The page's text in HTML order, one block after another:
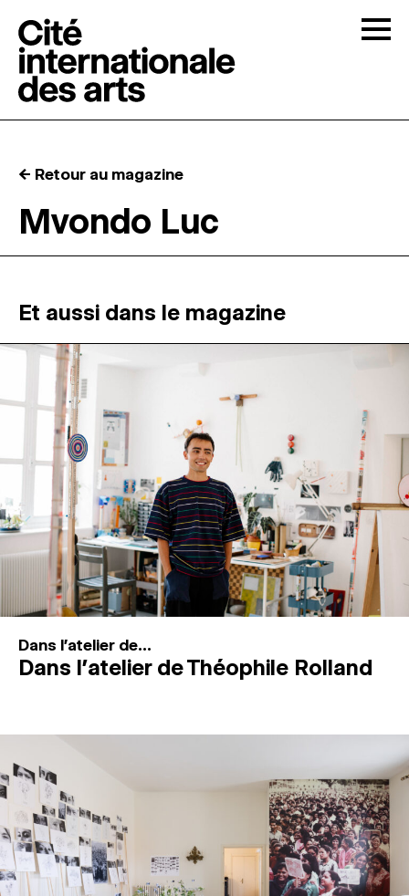
RÉSIDENCES ↓
ATELIERS OUVERTS
PROGRAMMATION
MAGAZINE
ESPACES DE PRATIQUE ARTISTIQUE ↓
Recherche
Connexion
← Retour au magazine
Mvondo Luc
Et aussi dans le magazine
Dans l'atelier de...
Dans l’atelier de Théophile Rolland